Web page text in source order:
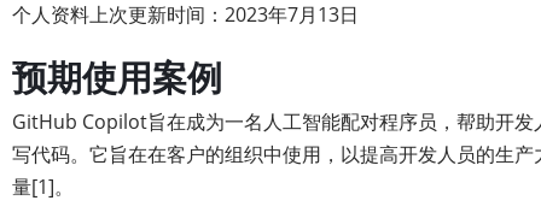
个人资料上次更新时间：2023年7月13日
预期使用案例
GitHub Copilot旨在成为一名人工智能配对程序员，帮助开发
写代码。它旨在在客户的组织中使用，以提高开发人员的生
量[1]。